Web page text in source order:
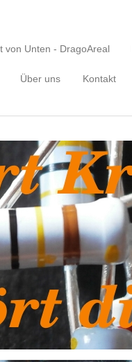
von Unten - DragoAreal
Über uns Kontakt